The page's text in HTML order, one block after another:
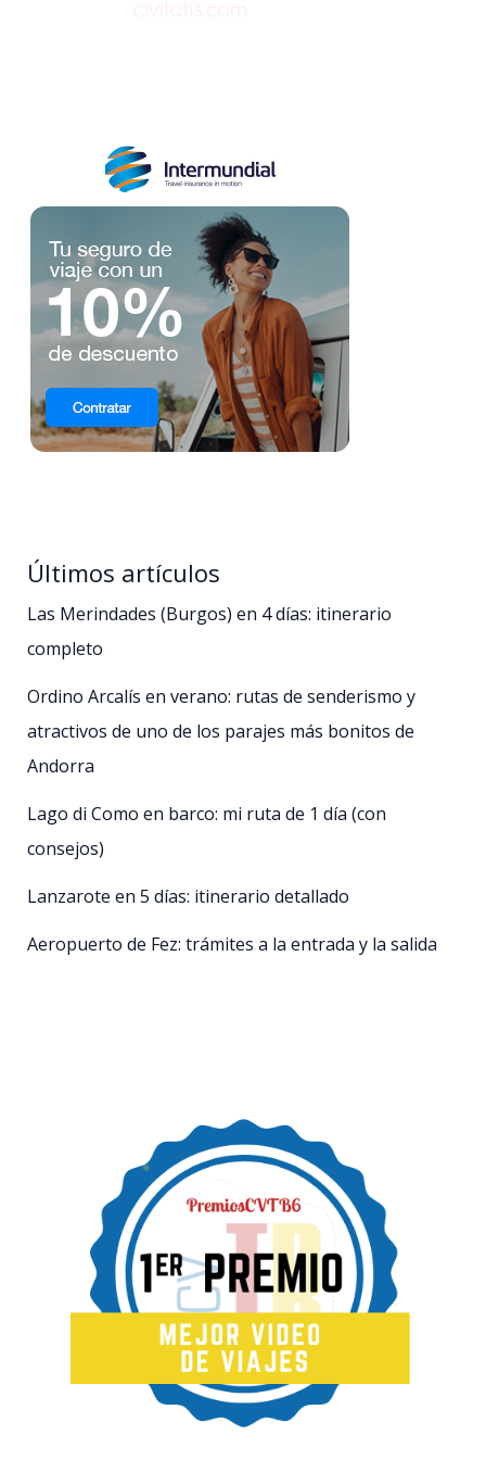
Últimos artículos
Las Merindades (Burgos) en 4 días: itinerario
completo
Ordino Arcalís en verano: rutas de senderismo y
atractivos de uno de los parajes más bonitos de
Andorra
Lago di Como en barco: mi ruta de 1 día (con
consejos)
Lanzarote en 5 días: itinerario detallado
Aeropuerto de Fez: trámites a la entrada y la salida